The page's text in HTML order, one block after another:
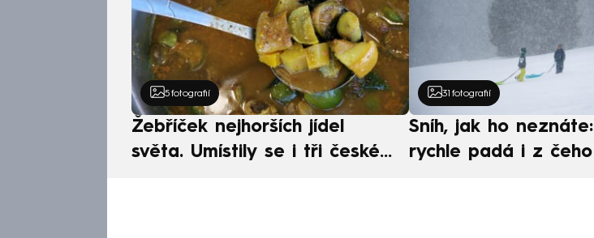
5 fotografií
Žebříček nejhorších jídel
světa. Umístily se i tři české
31 fotografií
Sníh, jak ho
rychle padá i z